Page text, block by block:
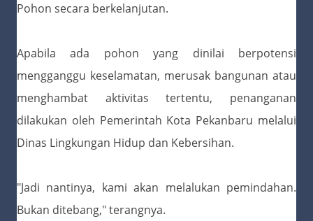
Pohon secara berkelanjutan.
Apabila ada pohon yang dinilai berpotensi
mengganggu keselamatan, merusak bangunan atau
menghambat aktivitas tertentu, penanganan
dilakukan oleh Pemerintah Kota Pekanbaru melalui
Dinas Lingkungan Hidup dan Kebersihan.
"Jadi nantinya, kami akan melalukan pemindahan.
Bukan ditebang," terangnya.